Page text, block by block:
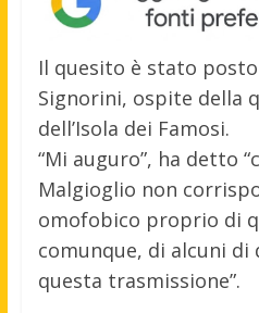
Il quesito è stato
Signorini, ospite della
dell’Isola dei Famosi.
“Mi auguro”, ha detto
Malgioglio non
omofobico proprio di
comunque, di alcuni di
questa trasmissione”.